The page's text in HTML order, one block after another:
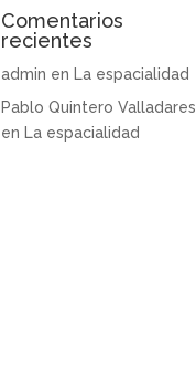
Comentarios
recientes
admin en La espacialidad
Pablo Quintero Valladares
en La espacialidad